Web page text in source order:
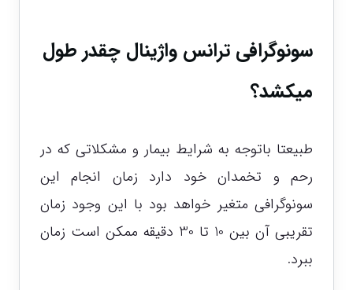
سونوگرافی ترانس واژینال چقدر طول
میکشد؟
طبیعتا باتوجه به شرایط بیمار و مشکلاتی که در
رحم و تخمدان خود دارد زمان انجام این
سونوگرافی متغیر خواهد بود با این وجود زمان
تقریبی آن بین 10 تا 30 دقیقه ممکن است زمان
ببرد.